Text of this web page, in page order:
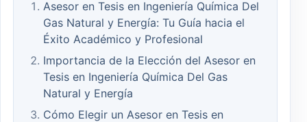
Asesor en Tesis en Ingeniería Química Del
Gas Natural y Energía: Tu Guía hacia el
Éxito Académico y Profesional
Importancia de la Elección del Asesor en
Tesis en Ingeniería Química Del Gas
Natural y Energía
Cómo Elegir un Asesor en Tesis en